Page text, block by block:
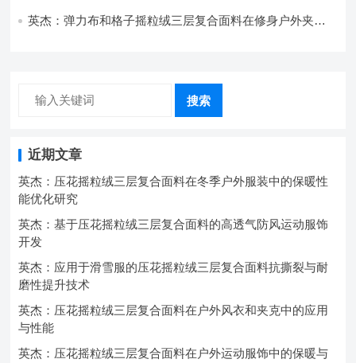
英杰：弹力布和格子摇粒绒三层复合面料在修身户外夹克
搜索
近期文章
英杰：压花摇粒绒三层复合面料在冬季户外服装中的保暖性
能优化研究
英杰：基于压花摇粒绒三层复合面料的高透气防风运动服饰
开发
英杰：应用于滑雪服的压花摇粒绒三层复合面料抗撕裂与耐
磨性提升技术
英杰：压花摇粒绒三层复合面料在户外风衣和夹克中的应用
与性能
英杰：压花摇粒绒三层复合面料在户外运动服饰中的保暖与